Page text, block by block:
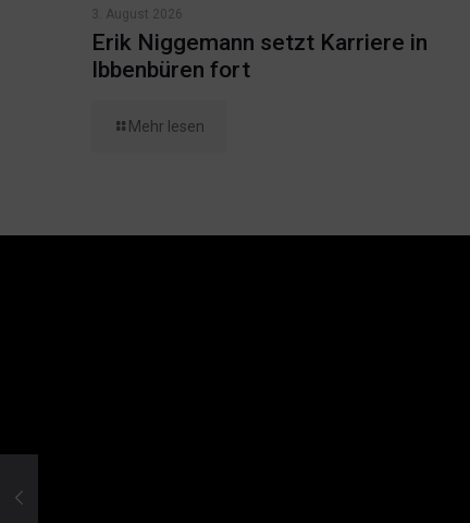
3. August 2026
Erik Niggemann setzt Karriere in
Ibbenbüren fort
Mehr lesen